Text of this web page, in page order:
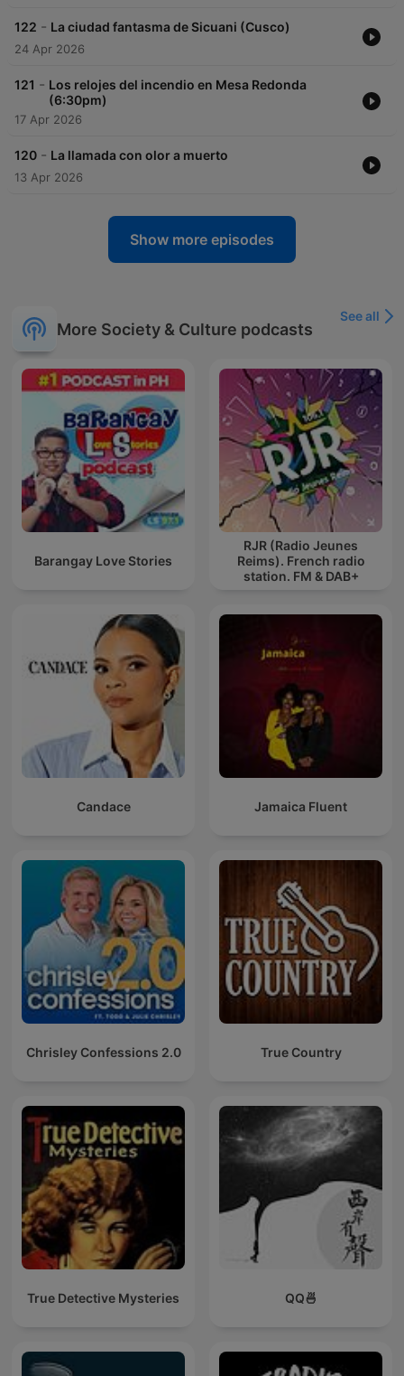
122 - La ciudad fantasma de Sicuani (Cusco)
24 Apr 2026
121 - Los relojes del incendio en Mesa Redonda
(6:30pm)
17 Apr 2026
120 - La llamada con olor a muerto
13 Apr 2026
Show more episodes
More Society & Culture podcasts
See all
Barangay Love Stories
RJR (Radio Jeunes
Reims). French radio
station. FM & DAB+
Candace Jamaica Fluent
Chrisley Confessions 2.0 True Country
True Detective Mysteries QQ🍜